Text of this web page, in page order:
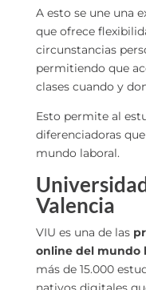
A esto se une una
que ofrece
circunstancias
permitiendo que
clases cuando y
Esto permite al
diferenciadoras
mundo laboral.
Valencia
VIU es una de las
online del mundo
más de 15.000